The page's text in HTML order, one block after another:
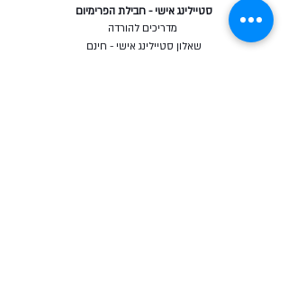
סטיילינג אישי - חבילת הפרימיום
מדריכים להורדה
שאלון סטיילינג אישי - חינם